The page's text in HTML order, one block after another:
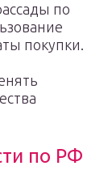
по
покупки.
по РФ